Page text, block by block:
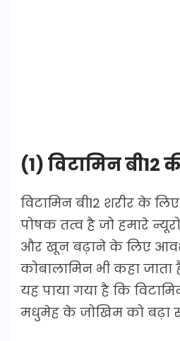
(1) विटामिन बी12
विटामिन बी12 शरीर के
पोषक तत्व है जो हमारे
और खून बढ़ाने के लिए
कोबालामिन भी कहा
यह पाया गया है कि
मधुमेह के जोखिम को बढ़ा